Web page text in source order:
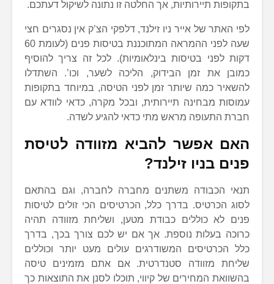
בתקופות תיירותיות, אך החלטה זו נתונה לשיקול דעתכם.
לפי האתר של אייר ניו זילנד, דלפקי הצ’ק אין נסגרים חצי
שעה לפני ההמראה המתוכננת בטיסות פנים (לעומת 60
דקות לפני בטיסות בינלאומיות). לכל זה צריך להוסיף
כמובן את זמן הבידוק, הליכה לשער, וכו’. השתדלו
להשאיר כמה שיותר זמן לפני הטיסה, במיוחד בתקופות
עמוסות מבחינה תיירותית, ובכל מקרה, כדאי לוודא עם
חברת התעופה מראש מתי כדאי להגיע לשדה.
האם אפשר להביא מזוודה לטיסת
פנים בניו זילנד?
תנאי הכבודה משתנים מחברה לחברה, וגם בהתאם
לסוג הכרטיס. בדרך כלל, הכרטיסים הכי זולים לטיסות
פנים לא כוללים כבודת מטען, ושליחת מזוודה תהיה
כרוכה בעלות נוספת. אך אם יש לכם צורך בכך, בדרך
כלל הכרטיסים המשודרגים עולים מעט יותר וכוללים
שליחת מזוודה סטנדרטית. אם אתם מזמינים טיסה
בהשוואת המחירים של קיווי, תוכלו לסנן את התוצאות כך